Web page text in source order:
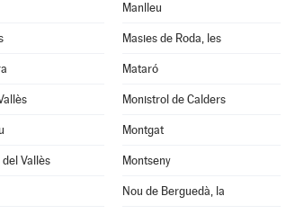
Manlleu
Masies de Roda, les
Mataró
Monistrol de Calders
Montgat
Vallès Montseny
Nou de Berguedà, la